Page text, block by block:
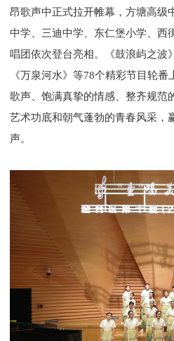
昂歌声中正式拉开帷幕，方塘高级
中学、三迪中学、东仁堡小学、西
唱团依次登台亮相。《鼓浪屿之波
《万泉河水》等78个精彩节目轮
歌声、饱满真挚的情感、整齐规范
艺术功底和朝气蓬勃的青春风采，
声。